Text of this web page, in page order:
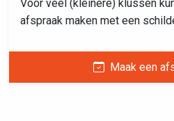
Voor veel (kleinere) klussen
afspraak maken met een
Maak een